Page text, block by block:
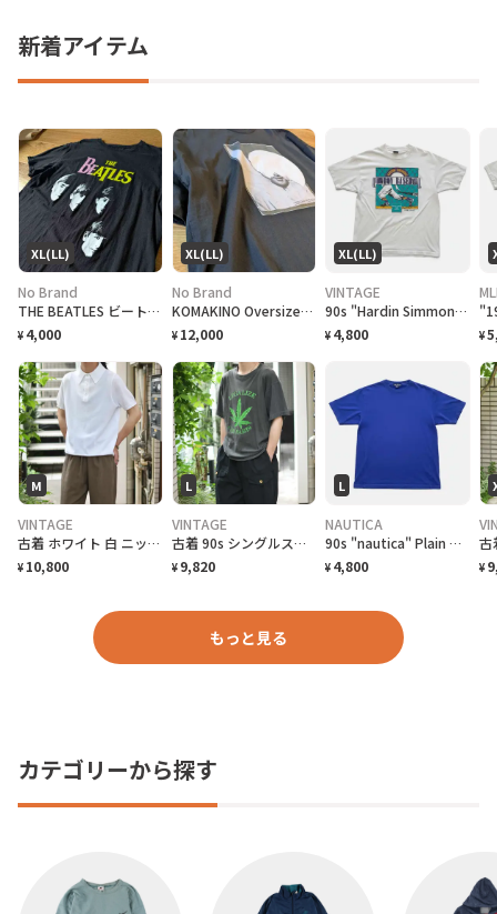
新着アイテム
XL(LL)
No Brand
THE BEATLES ビートルズ バンドTシャツ
¥ 4,000
XL(LL)
No Brand
KOMAKINO Oversized T-Shirt
¥ 12,000
XL(LL)
VINTAGE
90s "Hardin Simmons University Cowboy Baseball" T-Shirt ハーディン シモンズ大学 カウボーイズベースボール Tシャツ [XL]
¥ 4,800 ¥
M
VINTAGE
古着 ホワイト 白 ニットポロ ポロシャツ 半袖ポロシャツ プルオーバー
¥ 10,800
L
VINTAGE
古着 90s シングルステッチ 大麻合法化運動 プリントTシャツ フェード
¥ 9,820
L
NAUTICA
90s "nautica" Plain T-Shirt ノーティカ 無地Tシャツ [L]
¥ 4,800 ¥
もっと見る
カテゴリーから探す